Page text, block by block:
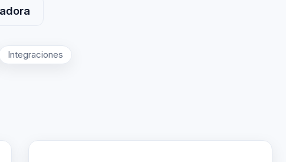
Integraciones